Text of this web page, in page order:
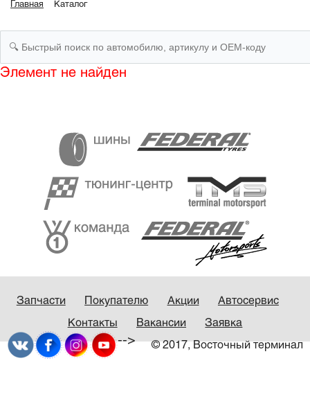
Главная Каталог
Элемент не найден
Запчасти Покупателю Акции Автосервис
Контакты Вакансии Заявка
© 2017, Восточный терминал
-->